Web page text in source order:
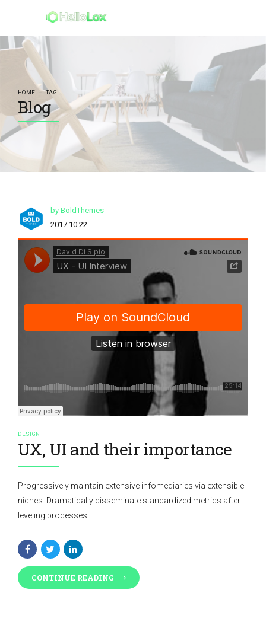
HOME TAG
Blog
by BoldThemes
2017.10.22.
DESIGN
UX, UI and their importance
Progressively maintain extensive infomediaries via extensible
niches. Dramatically disseminate standardized metrics after
leveling processes.
CONTINUE READING